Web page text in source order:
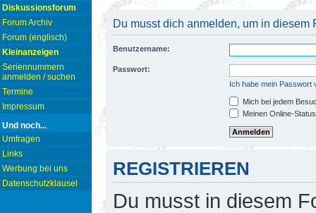
Diskussionsforum
Forum Archiv
Forum (englisch)
Kleinanzeigen
Seriennummern
anmelden / suchen
Termine
Impressum
Und noch...
Umfragen
Links
Werbung bei uns
Datenschutzklausel
Du musst dich anmelden, um in diesem
Benutzername:
Passwort:
Ich habe mein Passwort
Mich bei jedem
Meinen Online-
REGISTRIEREN
Du musst in diesem